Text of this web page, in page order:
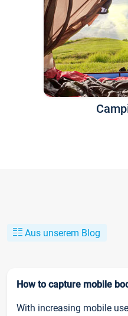
Aus unserem Blog
How to capture mobile
With increasing mobile